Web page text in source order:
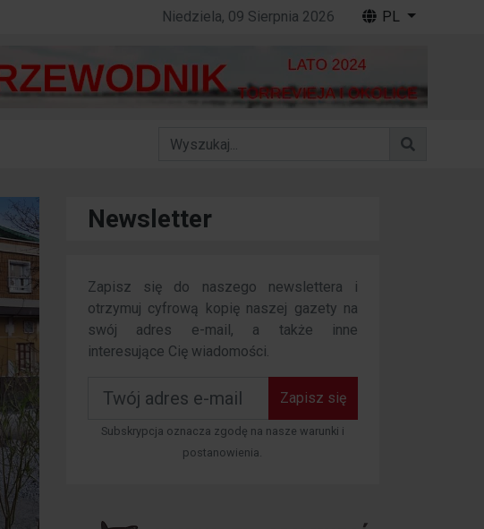
Niedziela, 09 Sierpnia 2026 PL
Newsletter
Zapisz się do naszego newslettera i
otrzymuj cyfrową kopię naszej gazety na
swój adres e-mail, a także inne
interesujące Cię wiadomości.
Zapisz się
Subskrypcja oznacza zgodę na nasze warunki i
postanowienia.